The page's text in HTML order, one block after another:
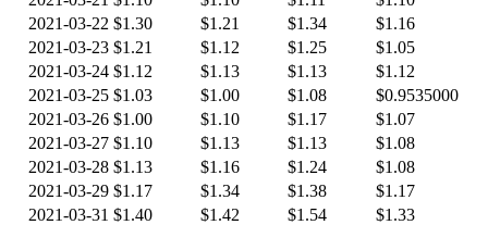
2021-03-22 $1.30 $1.21 $1.34
$1.16
2021-03-23 $1.21 $1.12 $1.25
$1.05
2021-03-24 $1.12 $1.13 $1.13
$1.12
2021-03-25 $1.03 $1.00 $1.08
$0.9535000
2021-03-26 $1.00 $1.10 $1.17
$1.07
2021-03-27 $1.10 $1.13 $1.13
$1.08
2021-03-28 $1.13 $1.16 $1.24
$1.08
2021-03-29 $1.17 $1.34 $1.38
$1.17
2021-03-31 $1.40 $1.42 $1.54
$1.33